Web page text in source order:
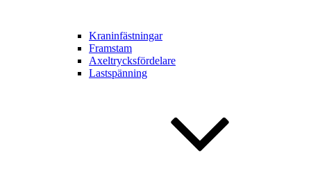
Kraninfästningar
Framstam
Axeltrycksfördelare
Lastspänning